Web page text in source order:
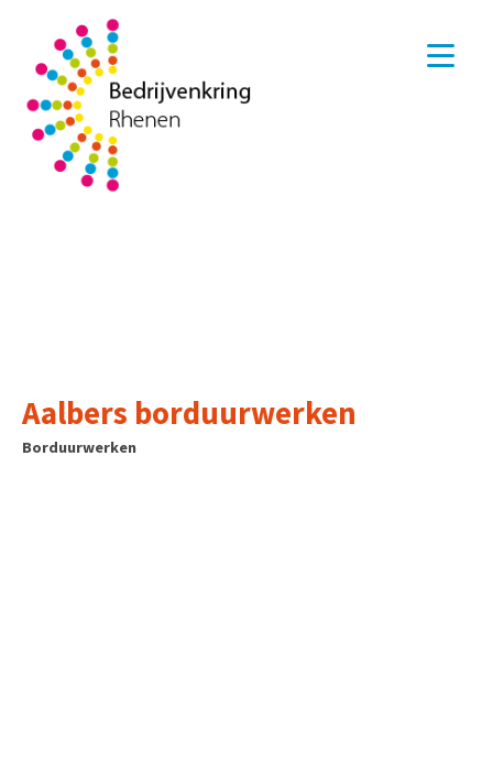
Aalbers borduurwerken
Borduurwerken